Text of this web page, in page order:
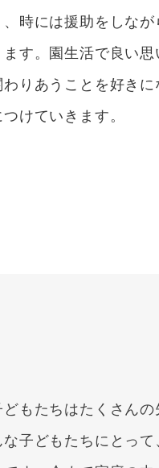
、時には援助をしな
す。園生活で良い
りあうことを好き
けていきます。
どもたちはたくさん
な子どもたちにとっ